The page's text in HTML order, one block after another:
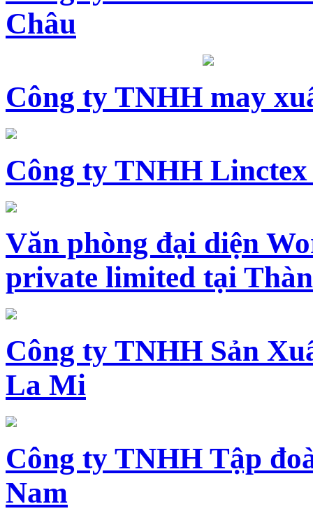
Châu
Công ty TNHH may
Công ty TNHH Linctex
Văn phòng đại diện
private limited tại
Công ty TNHH Sản
La Mi
Công ty TNHH Tập
Nam